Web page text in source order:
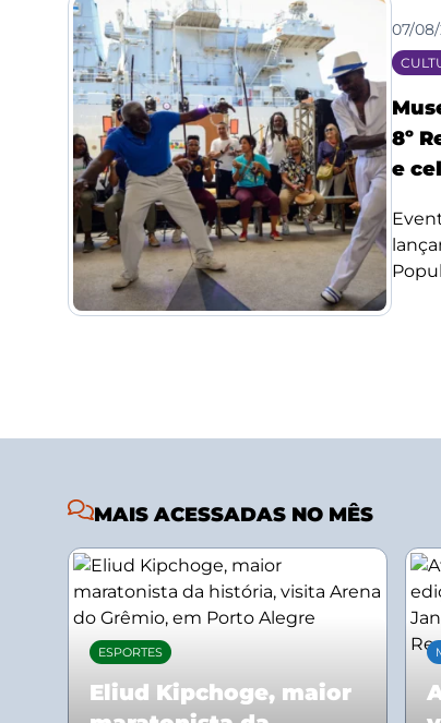
07/
8º
e
MAIS ACESSADAS NO MÊS
ESPORTES
Eliud Kipchoge, maior